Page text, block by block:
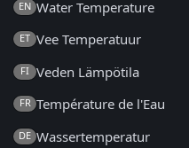
EN Water Temperature
ET Vee Temperatuur
FI Veden Lämpötila
FR Température de l'Eau
DE Wassertemperatur